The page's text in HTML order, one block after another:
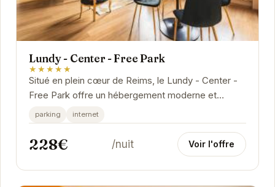
Lundy - Center - Free Park
★★★★★
Situé en plein cœur de Reims, le Lundy - Center -
Free Park offre un hébergement moderne et
confortable. Avec son parking gratuit et sa
connexion...
parking internet
228€ /nuit Voir l'offre